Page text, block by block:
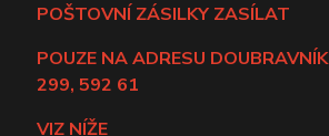
POŠTOVNÍ ZÁSILKY ZASÍLAT
POUZE NA ADRESU DOUBRAVNÍK
299, 592 61
VIZ NÍŽE